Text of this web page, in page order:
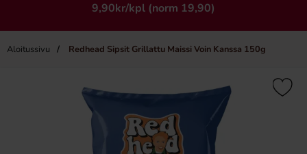
9,90kr/kpl (norm 19,90)
Aloitussivu Redhead Sipsit Grillattu Maissi Voin Kanssa 150g
×